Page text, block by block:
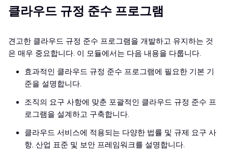
클라우드 규정 준수 프로그램
견고한 클라우드 규정 준수 프로그램을 개발하고 유지하는 것
은 매우 중요합니다. 이 모듈에서는 다음 내용을 다룹니다.
효과적인 클라우드 규정 준수 프로그램에 필요한 기본 기
준을 설명합니다.
조직의 요구 사항에 맞춘 포괄적인 클라우드 규정 준수 프
로그램을 설계하고 구축합니다.
클라우드 서비스에 적용되는 다양한 법률 및 규제 요구 사
항, 산업 표준 및 보안 프레임워크를 설명합니다.